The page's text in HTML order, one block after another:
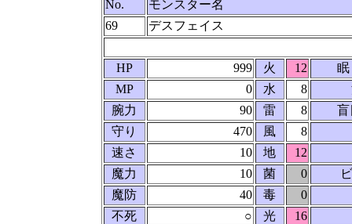
No.
モンスター名
69
デスフェイス
HP 999 火 12
眠
MP
0 水 8
腕力
90 雷 8
盲
守り
470 風
8
速さ
10 地
12
魔力
10 菌 0
魔防
40 毒
0
不死
○ 光
16